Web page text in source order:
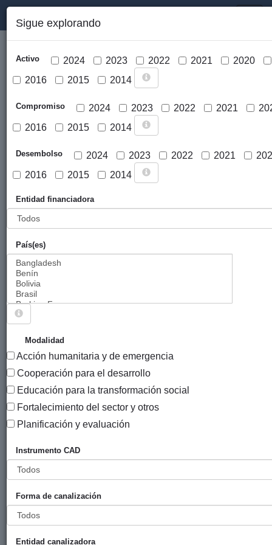
Cargar mapa
Sigue explorando
Activo 2024 2023 2022 2021
2020
2016
2015 2014
Compromiso 2024 2023 2022 2021
2016
2015 2014
Desembolso 2024 2023 2022 2021
2016
2015 2014
Entidad financiadora
País(es)
Modalidad
Acción humanitaria y de emergencia
Cooperación para el desarrollo
Educación para la transformación social
Fortalecimiento del sector y otros
Planificación y evaluación
Instrumento CAD
Forma de canalización
Entidad canalizadora
PROYECTOS CUYO SECTOR CAD ES
MULTISECTORIAL.
454 PROYECTOS
Entidad
financiadora
U-LABana -
Laboratorio
Habana
Ciudad
inteligente y
sostenible
Gobierno
Cooperación y
TECNALIA 2022